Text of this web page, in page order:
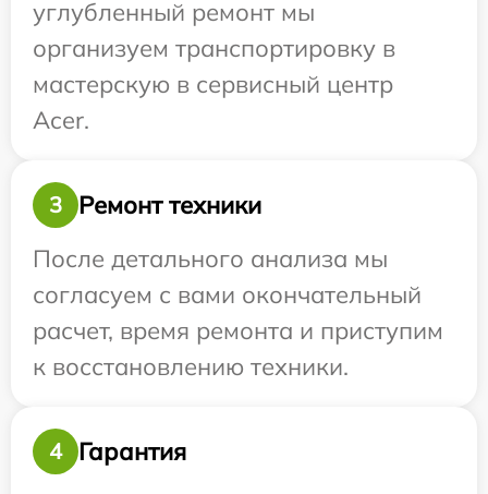
углубленный ремонт мы
организуем транспортировку в
мастерскую в сервисный центр
Acer.
3
Ремонт техники
После детального анализа мы
согласуем с вами окончательный
расчет, время ремонта и приступим
к восстановлению техники.
4
Гарантия